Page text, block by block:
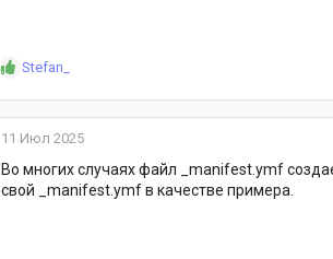
Р
а
ц
и
и
Stefan_
11 Июл 2025
Во многих случаях файл _manifest.ymf
свой _manifest.ymf в качестве примера.